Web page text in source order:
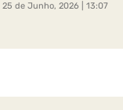
25 de Junho, 2026 | 13:07